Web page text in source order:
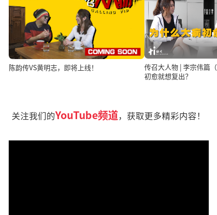
陈韵传VS黄明志，即将上线！
传召大人物 | 李宗伟篇
初愈就想复出？
关注我们的YouTube频道，获取更多精彩内容！